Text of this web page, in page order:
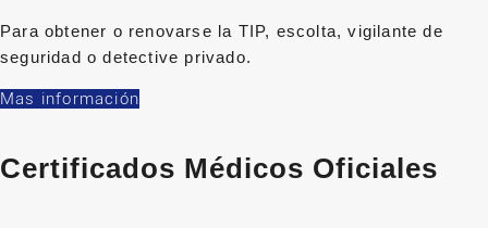
Para obtener o renovarse la TIP, escolta, vigilante de
seguridad o detective privado.
Mas información
Certificados Médicos Oficiales